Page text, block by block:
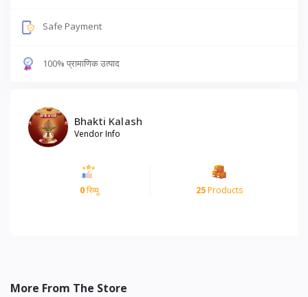
Safe Payment
100% प्रामाणिक उत्पाद
Bhakti Kalash
Vendor Info
0रिव्यु 25Products
More From The Store